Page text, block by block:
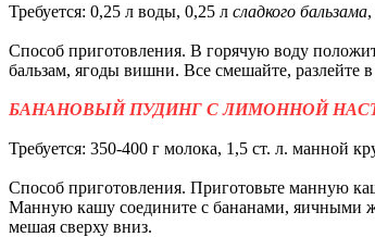
Требуется: 0,25 л воды, 0,25 л сладкого бальзама
Способ приготовления. В горячую воду
бальзам, ягоды вишни. Все смешайте, разлейте
БАНАНОВЫЙ ПУДИНГ С ЛИМОННОЙ
Требуется: 350-400 г молока, 1,5 ст. л. манной
Способ приготовления. Приготовьте манную
Манную кашу соедините с бананами, яичными
мешая сверху вниз.